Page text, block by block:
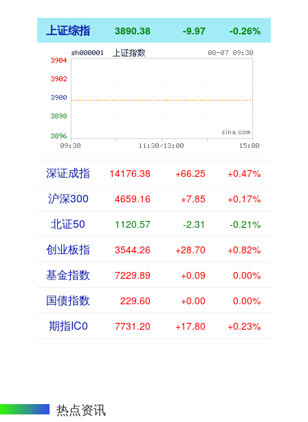
上证综指 3890.38 -9.97 -0.26%
深证成指 14176.38 +66.25 +0.47%
沪深300 4659.16 +7.85 +0.17%
北证50 1120.57 -2.31 -0.21%
创业板指 3544.26 +28.70 +0.82%
基金指数 7229.89 +0.09 0.00%
国债指数 229.60 +0.00 0.00%
期指IC0 7731.20 +17.80 +0.23%
热点资讯